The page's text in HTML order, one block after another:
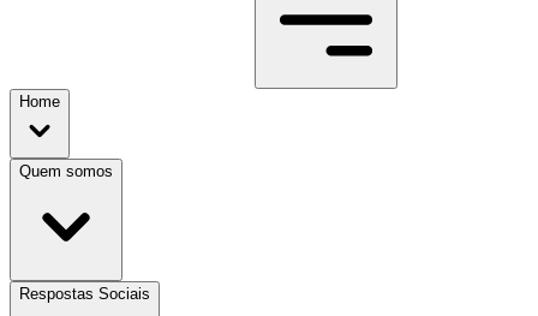
Home
Quem somos
Respostas Sociais